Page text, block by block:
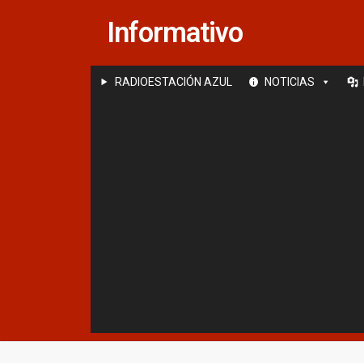
Informativo
RADIOESTACIÓN AZUL NOTICIAS